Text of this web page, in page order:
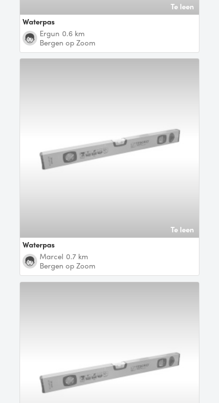
Te leen
Waterpas
Ergun 0.6 km
Bergen op Zoom
Te leen
Waterpas
Marcel 0.7 km
Bergen op Zoom